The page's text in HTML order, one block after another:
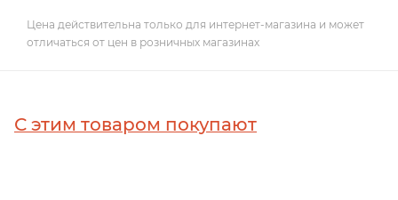
Цена действительна только для интернет-магазина и может
отличаться от цен в розничных магазинах
С этим товаром покупают